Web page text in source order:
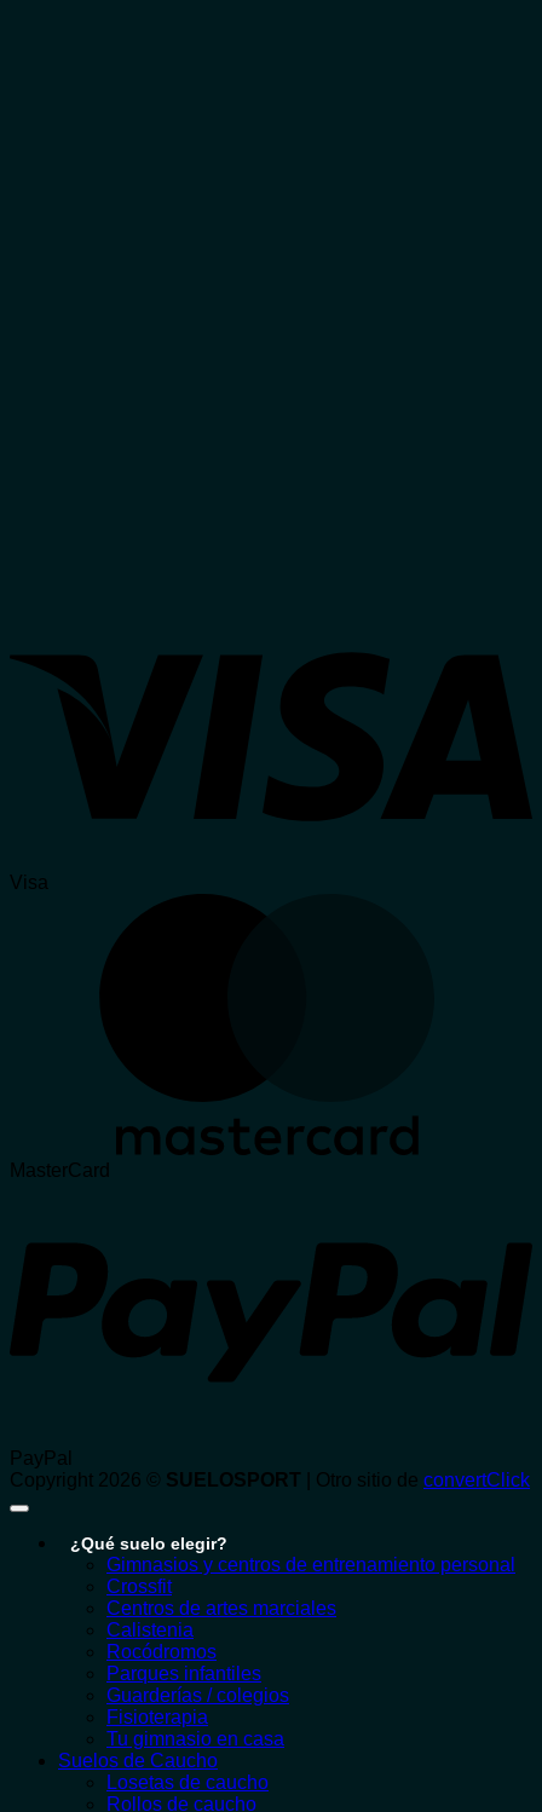
Visa
MasterCard
PayPal
Copyright 2026 © SUELOSPORT | Otro sitio de convertClick
¿Qué suelo elegir?
Gimnasios y centros de entrenamiento personal
Crossfit
Centros de artes marciales
Calistenia
Rocódromos
Parques infantiles
Guarderías / colegios
Fisioterapia
Tu gimnasio en casa
Suelos de Caucho
Losetas de caucho
Rollos de caucho